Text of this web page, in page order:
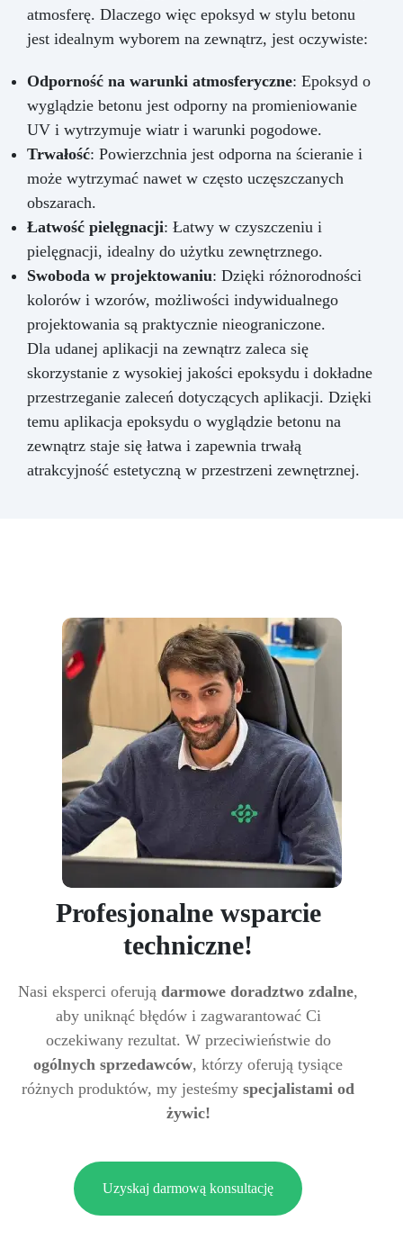
atmosferę. Dlaczego więc epoksyd w stylu betonu
jest idealnym wyborem na zewnątrz, jest oczywiste:
Odporność na warunki atmosferyczne: Epoksyd o
wyglądzie betonu jest odporny na promieniowanie
UV i wytrzymuje wiatr i warunki pogodowe.
Trwałość: Powierzchnia jest odporna na ścieranie i
może wytrzymać nawet w często uczęszczanych
obszarach.
Łatwość pielęgnacji: Łatwy w czyszczeniu i
pielęgnacji, idealny do użytku zewnętrznego.
Swoboda w projektowaniu: Dzięki różnorodności
kolorów i wzorów, możliwości indywidualnego
projektowania są praktycznie nieograniczone.
Dla udanej aplikacji na zewnątrz zaleca się
skorzystanie z wysokiej jakości epoksydu i dokładne
przestrzeganie zaleceń dotyczących aplikacji. Dzięki
temu aplikacja epoksydu o wyglądzie betonu na
zewnątrz staje się łatwa i zapewnia trwałą
atrakcyjność estetyczną w przestrzeni zewnętrznej.
Profesjonalne wsparcie
techniczne!
Nasi eksperci oferują darmowe doradztwo zdalne,
aby uniknąć błędów i zagwarantować Ci
oczekiwany rezultat. W przeciwieństwie do
ogólnych sprzedawców, którzy oferują tysiące
różnych produktów, my jesteśmy specjalistami od
żywic!
Uzyskaj darmową konsultację